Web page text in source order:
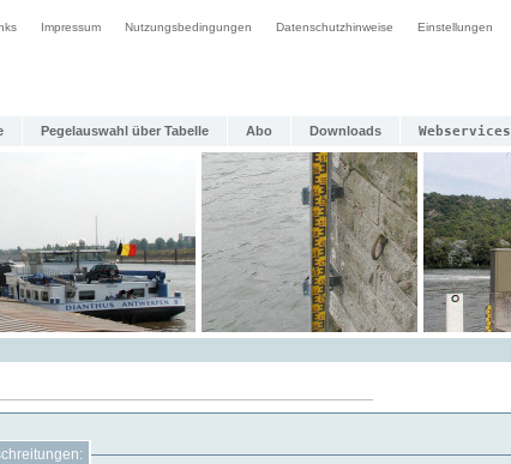
Impressum Nutzungsbedingungen Datenschutzhinweise Einstellungen
Pegelauswahl über Tabelle Abo Downloads Webservices